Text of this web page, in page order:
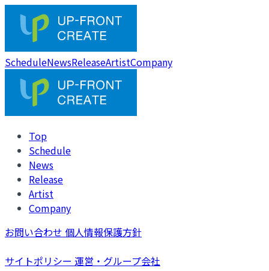
ScheduleNewsReleaseArtistCompany
Top
Schedule
News
Release
Artist
Company
お問い合わせ 個人情報保護方針
サイトポリシー 運営・グループ会社